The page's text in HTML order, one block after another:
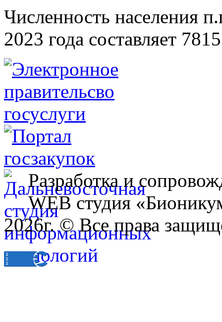
Численность населения
2023 года составляет
Разработка и
WEB студия
2026г. © Все права